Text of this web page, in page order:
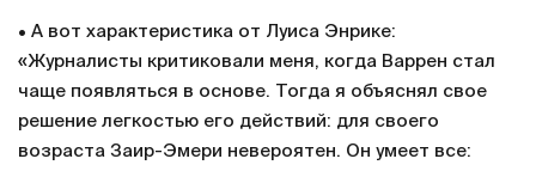
• А вот характеристика от Луиса Энрике:
«Журналисты критиковали меня, когда Варрен стал
чаще появляться в основе. Тогда я объяснял свое
решение легкостью его действий: для своего
возраста Заир-Эмери невероятен. Он умеет все: